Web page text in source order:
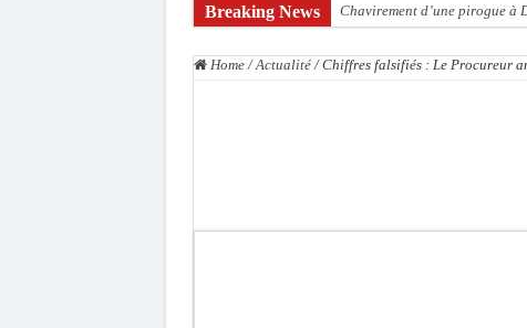
Breaking News Chavirement d’une pirogue à
Kamb, l’Inspecteur de la
Le Sénégal bénéficie de trois
Home / Actualité / Chiffres falsifiés : Le Procureur